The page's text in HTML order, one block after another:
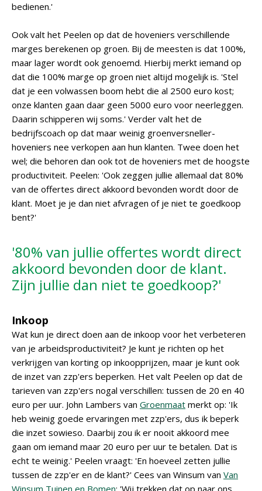
bedienen.'
Ook valt het Peelen op dat de hoveniers verschillende
marges berekenen op groen. Bij de meesten is dat 100%,
maar lager wordt ook genoemd. Hierbij merkt iemand op
dat die 100% marge op groen niet altijd mogelijk is. 'Stel
dat je een volwassen boom hebt die al 2500 euro kost;
onze klanten gaan daar geen 5000 euro voor neerleggen.
Daarin schipperen wij soms.' Verder valt het de
bedrijfscoach op dat maar weinig groenversneller-
hoveniers nee verkopen aan hun klanten. Twee doen het
wel; die behoren dan ook tot de hoveniers met de hoogste
productiviteit. Peelen: 'Ook zeggen jullie allemaal dat 80%
van de offertes direct akkoord bevonden wordt door de
klant. Moet je je dan niet afvragen of je niet te goedkoop
bent?'
'80% van jullie offertes wordt direct
akkoord bevonden door de klant.
Zijn jullie dan niet te goedkoop?'
Inkoop
Wat kun je direct doen aan de inkoop voor het verbeteren
van je arbeidsproductiviteit? Je kunt je richten op het
verkrijgen van korting op inkoopprijzen, maar je kunt ook
de inzet van zzp'ers beperken. Het valt Peelen op dat de
tarieven van zzp'ers nogal verschillen: tussen de 20 en 40
euro per uur. John Lambers van Groenmaat merkt op: 'Ik
heb weinig goede ervaringen met zzp'ers, dus ik beperk
die inzet sowieso. Daarbij zou ik er nooit akkoord mee
gaan om iemand maar 20 euro per uur te betalen. Dat is
echt te weinig.' Peelen vraagt: 'En hoeveel zetten jullie
tussen de zzp'er en de klant?' Cees van Winsum van Van
Winsum Tuinen en Bomen: 'Wij trekken dat op naar ons